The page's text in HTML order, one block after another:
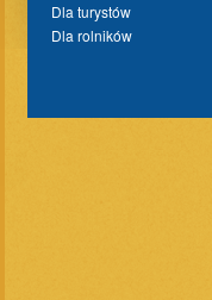
Dla turystów
Dla rolników